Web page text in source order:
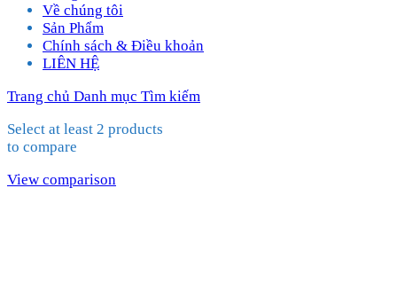
Về chúng tôi
Sản Phẩm
Chính sách & Điều khoản
LIÊN HỆ
Trang chủ Danh mục Tìm kiếm
Select at least 2 products
to compare
View comparison